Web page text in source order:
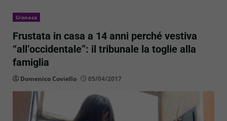
Cronaca
Frustata in casa a 14 anni perché vestiva
“all’occidentale”: il tribunale la toglie alla
famiglia
Domenico Coviello 05/04/2017